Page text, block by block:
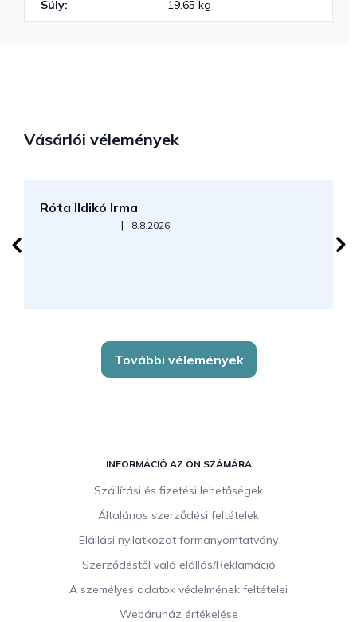
Súly: 19.65 kg
Vásárlói vélemények
Róta Ildikó Irma
Az áruház értékelése 5-ből 5 csillag.
| 8.8.2026
További vélemények
INFORMÁCIÓ AZ ÖN SZÁMÁRA
Szállítási és fizetési lehetőségek
Általános szerződési feltételek
Elállási nyilatkozat formanyomtatvány
Szerződéstől való elállás/Reklamáció
A személyes adatok védelmének feltételei
Webáruház értékelése